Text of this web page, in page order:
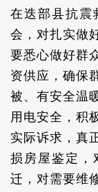
在迭部县抗震
会，对扎实做
要悉心做好群
资供应，确保
被、有安全温
用电安全，积
实际诉求，真
损房屋鉴定，
迁，对需要维